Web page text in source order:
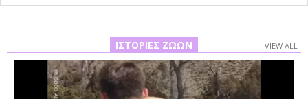
ΙΣΤΟΡΊΕΣ ΖΏΩΝ VIEW ALL